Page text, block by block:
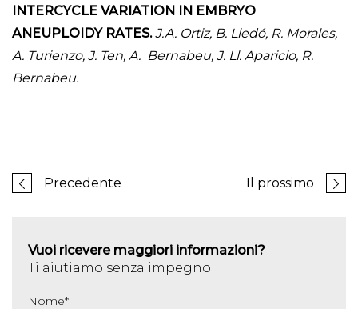
INTERCYCLE VARIATION IN EMBRYO
ANEUPLOIDY RATES.J.A. Ortiz, B. Lledó, R. Morales,
A. Turienzo, J. Ten, A. Bernabeu, J. Ll. Aparicio, R.
Bernabeu.
Precedente Il prossimo
Vuoi ricevere maggiori informazioni?
Ti aiutiamo senza impegno
Nome*